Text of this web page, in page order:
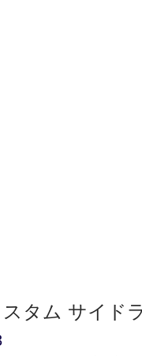
スタム サイド